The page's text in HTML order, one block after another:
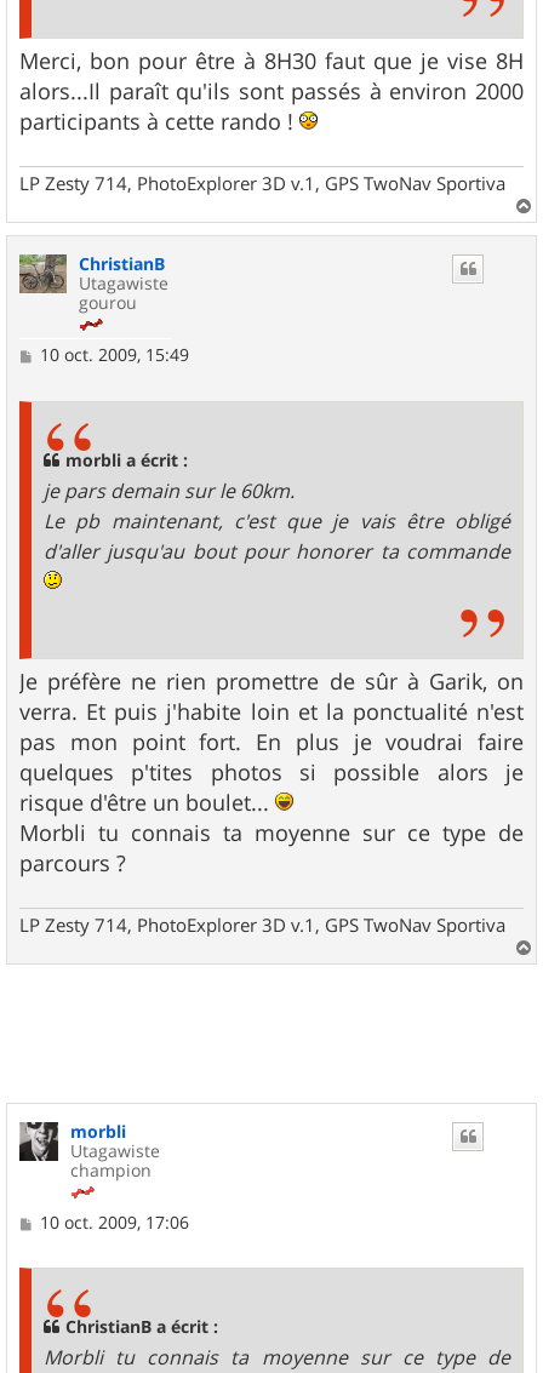
Merci, bon pour être à 8H30 faut que je vise 8H
alors...Il paraît qu'ils sont passés à environ 2000
participants à cette rando !
LP Zesty 714, PhotoExplorer 3D v.1, GPS TwoNav Sportiva
a
ChristianB
Utagawiste
gourou
M10 oct. 2009, 15:49
morbli a écrit :
je pars demain sur le 60km.
Le pb maintenant, c'est que je vais être obligé
d'aller jusqu'au bout pour honorer ta commande
Je préfère ne rien promettre de sûr à Garik, on
verra. Et puis j'habite loin et la ponctualité n'est
pas mon point fort. En plus je voudrai faire
quelques p'tites photos si possible alors je
risque d'être un boulet...
Morbli tu connais ta moyenne sur ce type de
parcours ?
LP Zesty 714, PhotoExplorer 3D v.1, GPS TwoNav Sportiva
a
morbli
Utagawiste
champion
M10 oct. 2009, 17:06
ChristianB a écrit :
Morbli tu connais ta moyenne sur ce type de